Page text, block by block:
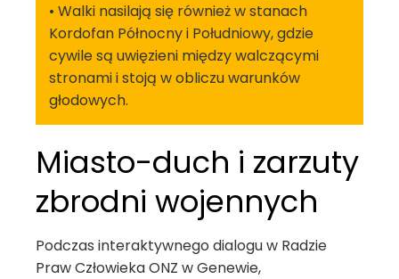
• Walki nasilają się również w stanach
Kordofan Północny i Południowy, gdzie
cywile są uwięzieni między walczącymi
stronami i stoją w obliczu warunków
głodowych.
Miasto-duch i zarzuty
zbrodni wojennych
Podczas interaktywnego dialogu w Radzie
Praw Człowieka ONZ w Genewie,